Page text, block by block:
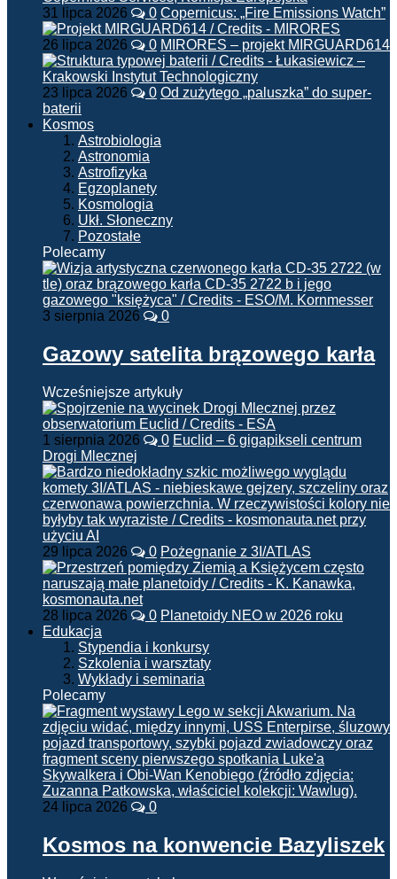
31 lipca 2026 0 Copernicus: „Fire Emissions Watch”
26 lipca 2026 0 MIRORES – projekt MIRGUARD614
23 lipca 2026 0 Od zużytego „paluszka” do super-
baterii
Kosmos
Astrobiologia
Astronomia
Astrofizyka
Egzoplanety
Kosmologia
Ukł. Słoneczny
Pozostałe
Polecamy
3 sierpnia 2026 0
Gazowy satelita brązowego karła
Wcześniejsze artykuły
1 sierpnia 2026 0 Euclid – 6 gigapikseli centrum
Drogi Mlecznej
29 lipca 2026 0 Pożegnanie z 3I/ATLAS
28 lipca 2026 0 Planetoidy NEO w 2026 roku
Edukacja
Stypendia i konkursy
Szkolenia i warsztaty
Wykłady i seminaria
Polecamy
24 lipca 2026 0
Kosmos na konwencie Bazyliszek